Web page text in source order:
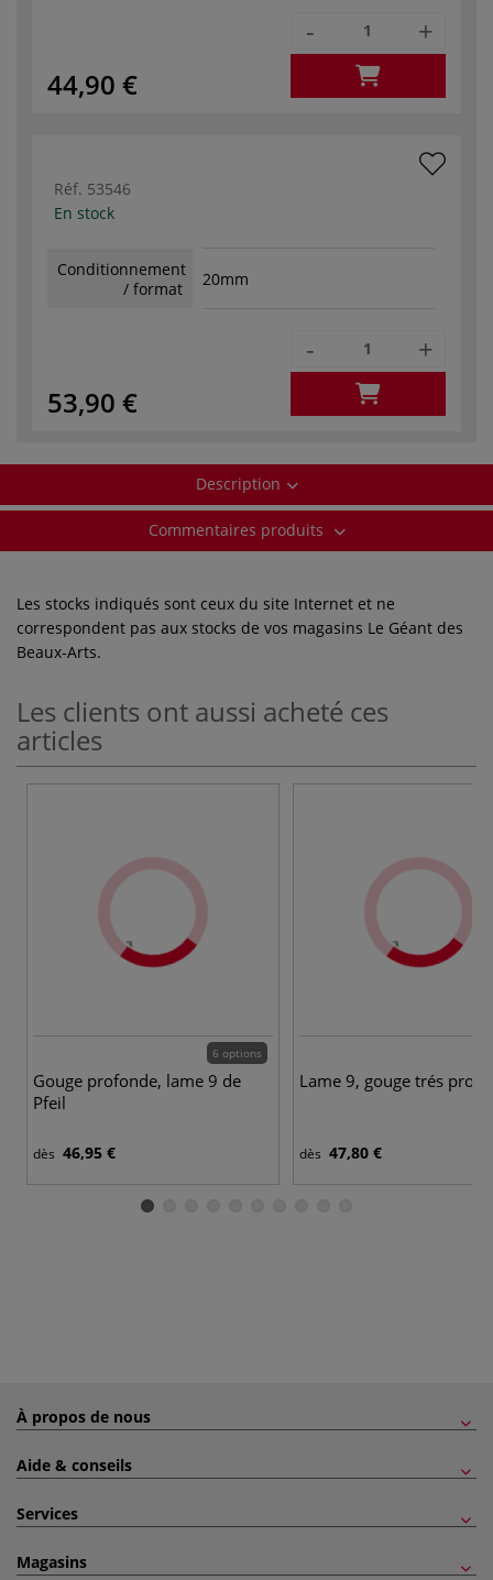
44,90 €
- +
Réf. 53546
En stock
Conditionnement
/ format
20mm
53,90 €
- +
Description
Commentaires produits
Les stocks indiqués sont ceux du site Internet et ne
correspondent pas aux stocks de vos magasins Le Géant des
Beaux-Arts.
Les clients ont aussi acheté ces
articles
6 options
Gouge profonde, lame 9 de
Pfeil
dès 46,95 €
Lame 9, gouge trés
dès 47,80 €
À propos de nous
Aide & conseils
Services
Magasins